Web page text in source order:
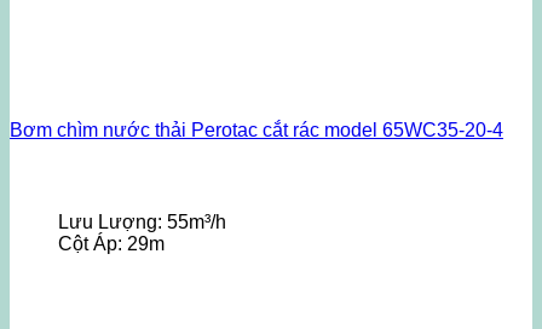
Bơm chìm nước thải Perotac cắt rác model 65WC35-20-4
Lưu Lượng: 55m³/h
Cột Áp: 29m